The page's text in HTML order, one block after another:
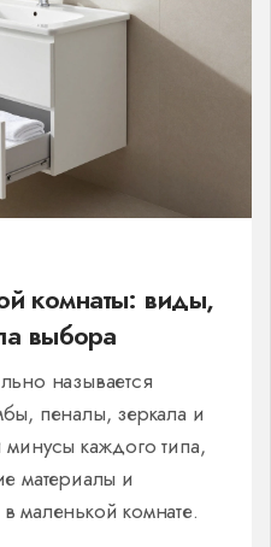
комнаты: виды,
выбора
называется
пеналы, зеркала и
каждого типа,
материалы и
маленькой комнате.